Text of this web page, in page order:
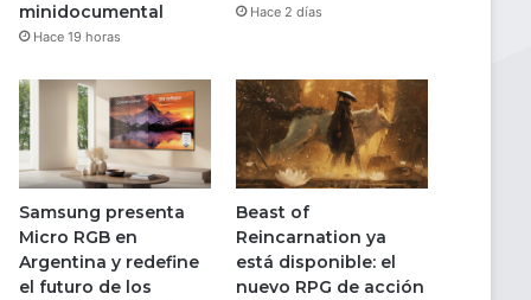
minidocumental
Hace 19 horas
Hace 2 días
Samsung presenta
Micro RGB en
Argentina y redefine
el futuro de los
Beast of
Reincarnation ya
está disponible: el
nuevo RPG de acción